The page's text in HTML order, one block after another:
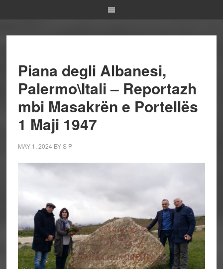
Piana degli Albanesi,
Palermo\Itali – Reportazh
mbi Masakrën e Portellës
1 Maji 1947
MAY 1, 2024 BYS P